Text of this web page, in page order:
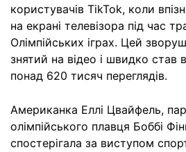
користувачів TikTok, коли
на екрані телевізора під час
Олімпійських іграх. Цей
знятий на відео і швидко став
понад 620 тисяч переглядів.
Американка Еллі Цвайфель,
олімпійського плавця Боббі
спостерігала за виступом